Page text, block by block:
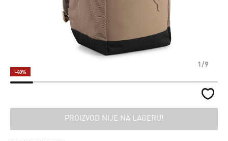
1/9
-40%
PROIZVOD NIJE NA LAGERU!